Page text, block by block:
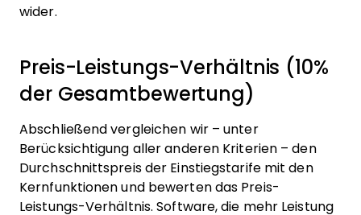
wider.
Preis-Leistungs-Verhältnis (10%
der Gesamtbewertung)
Abschließend vergleichen wir – unter
Berücksichtigung aller anderen Kriterien – den
Durchschnittspreis der Einstiegstarife mit den
Kernfunktionen und bewerten das Preis-
Leistungs-Verhältnis. Software, die mehr Leistung